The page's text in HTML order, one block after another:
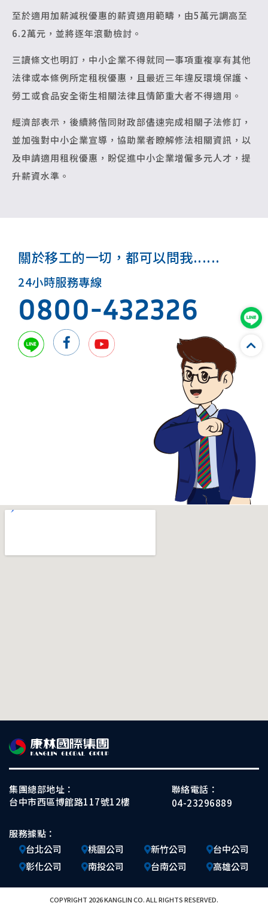
至於適用加薪減稅優惠的薪資適用範疇，由5萬元調高至
6.2萬元，並將逐年滾動檢討。
三讀條文也明訂，中小企業不得就同一事項重複享有其他
法律或本條例所定租稅優惠，且最近三年違反環境保護、
勞工或食品安全衛生相關法律且情節重大者不得適用。
經濟部表示，後續將偕同財政部儘速完成相關子法修訂，
並加強對中小企業宣導，協助業者瞭解修法相關資訊，以
及申請適用租稅優惠，盼促進中小企業增僱多元人才，提
升薪資水準。
關於移工的一切，都可以問我......
24小時服務專線
0800-432326
集團總部地址：
台中市西區博館路117號12樓
聯絡電話：
04-23296889
服務據點：
台北公司
桃園公司 新竹公司
台中公司
彰化公司
南投公司 台南公司 高雄公司
COPYRIGHT 2026 KANGLIN CO. ALL RIGHTS RESERVED.